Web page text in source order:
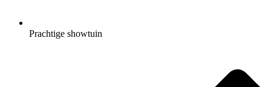
Prachtige showtuin